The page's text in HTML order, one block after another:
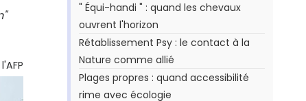
" Équi-handi " : quand les chevaux
ouvrent l'horizon
Rétablissement Psy : le contact à la
Nature comme allié
Plages propres : quand accessibilité
rime avec écologie